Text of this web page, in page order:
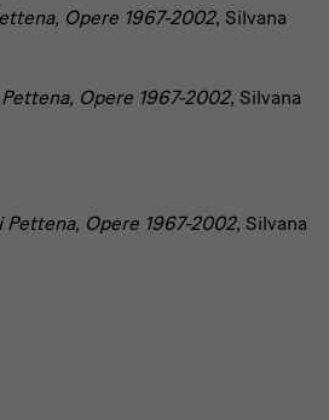
Opere 1967-2002, Silvana
Opere 1967-2002, Silvana
Pettena, Opere 1967-2002, Silvana